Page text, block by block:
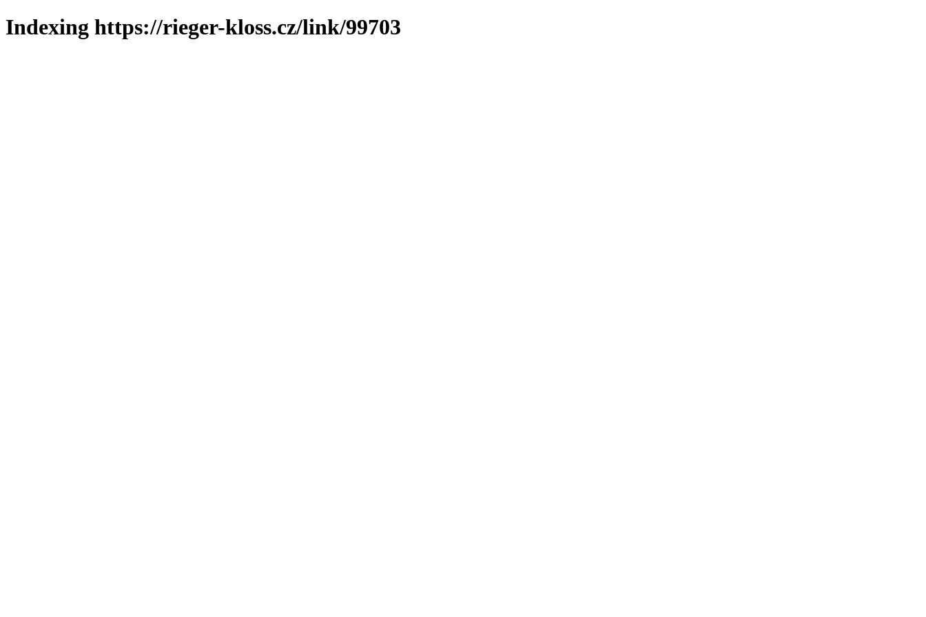
Indexing https://rieger-kloss.cz/link/99703